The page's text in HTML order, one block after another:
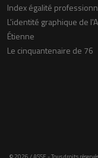
Index égalité
L'identité graphique de
Étienne
Le cinquantenaire de 76